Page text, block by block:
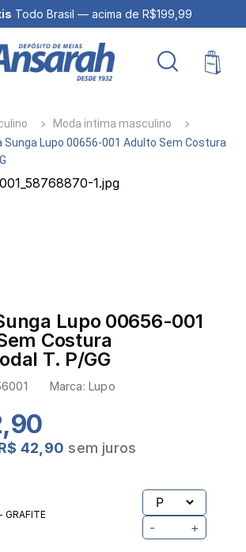
Todo Brasil — acima de R$199,99
Moda intima masculino
Sunga Lupo 00656-001 Adulto Sem Costura
Lupo 00656-001
Costura
T. P/GG
Marca:Lupo
42,90 sem juros
GRAFITE
- +